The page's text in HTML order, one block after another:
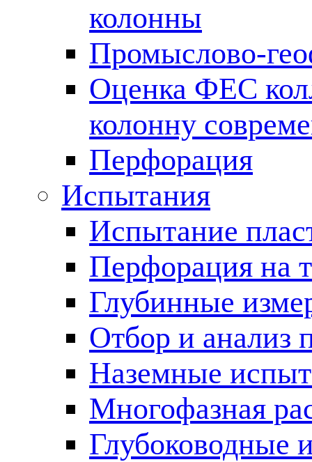
колонны
Промыслово-
Оценка ФЕС
колонну
Перфорация
Испытания
Испытание
Перфорация на
Глубинные
Отбор и анализ
Наземные
Многофазная
Глубоководные